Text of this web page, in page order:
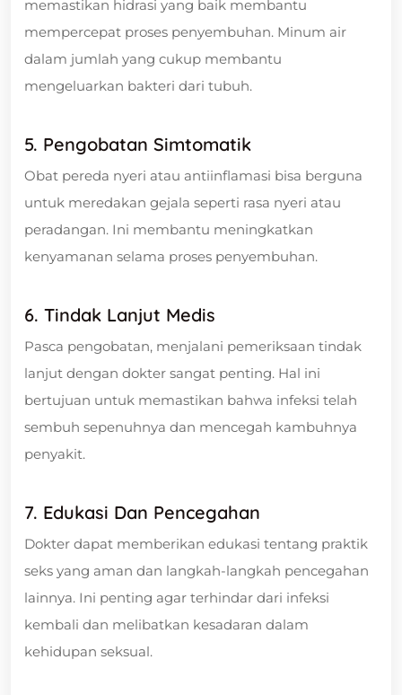
memastikan hidrasi yang baik membantu
mempercepat proses penyembuhan. Minum air
dalam jumlah yang cukup membantu
mengeluarkan bakteri dari tubuh.
5. Pengobatan Simtomatik
Obat pereda nyeri atau antiinflamasi bisa berguna
untuk meredakan gejala seperti rasa nyeri atau
peradangan. Ini membantu meningkatkan
kenyamanan selama proses penyembuhan.
6. Tindak Lanjut Medis
Pasca pengobatan, menjalani pemeriksaan tindak
lanjut dengan dokter sangat penting. Hal ini
bertujuan untuk memastikan bahwa infeksi telah
sembuh sepenuhnya dan mencegah kambuhnya
penyakit.
7. Edukasi Dan Pencegahan
Dokter dapat memberikan edukasi tentang praktik
seks yang aman dan langkah-langkah pencegahan
lainnya. Ini penting agar terhindar dari infeksi
kembali dan melibatkan kesadaran dalam
kehidupan seksual.